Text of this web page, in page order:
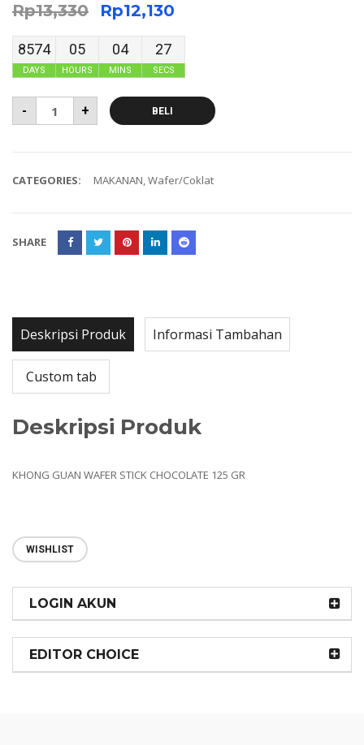
Rp13,330 Rp12,130
8574
DAYS
05
HOURS
04
MINS
26
SECS
- + BELI
CATEGORIES: MAKANAN,Wafer/Coklat
SHARE
Deskripsi Produk Informasi Tambahan
Custom tab
Deskripsi Produk
KHONG GUAN WAFER STICK CHOCOLATE 125 GR
WISHLIST
LOGIN AKUN
EDITOR CHOICE